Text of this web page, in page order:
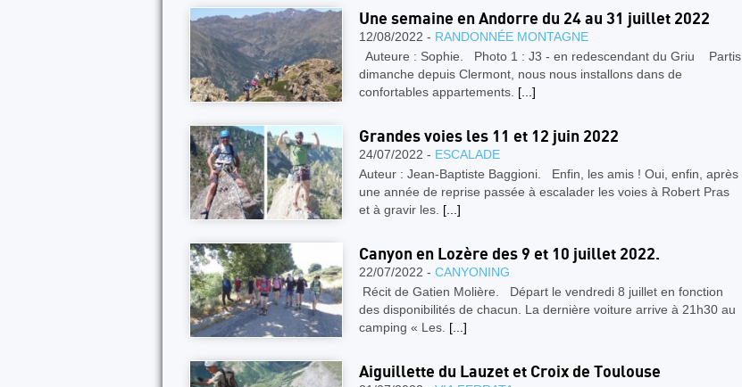
Une semaine en Andorre du 24 au 31 juillet 2022
12/08/2022 - RANDONNÉE MONTAGNE
Auteure : Sophie. Photo 1 : J3 - en redescendant du Griu Partis
dimanche depuis Clermont, nous nous installons dans de
confortables appartements. [...]
Grandes voies les 11 et 12 juin 2022
24/07/2022 - ESCALADE
Auteur : Jean-Baptiste Baggioni. Enfin, les amis ! Oui, enfin, après
une année de reprise passée à escalader les voies à Robert Pras
et à gravir les. [...]
Canyon en Lozère des 9 et 10 juillet 2022.
22/07/2022 - CANYONING
Récit de Gatien Molière. Départ le vendredi 8 juillet en fonction
des disponibilités de chacun. La dernière voiture arrive à 21h30 au
camping « Les. [...]
Aiguillette du Lauzet et Croix de Toulouse